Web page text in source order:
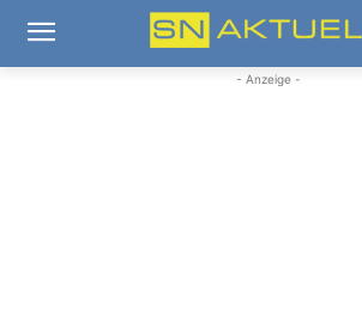
- Anzeige -